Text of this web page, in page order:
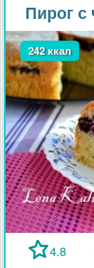
Пирог с
242 ккал
4.8